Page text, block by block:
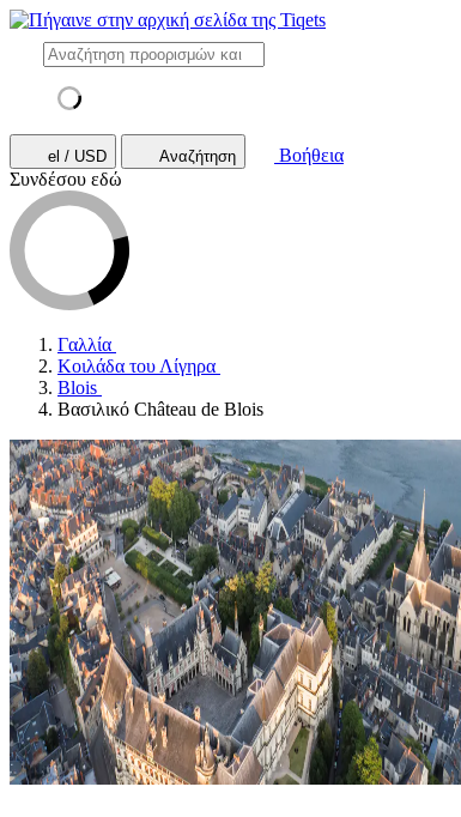
el / USD Αναζήτηση
Βοήθεια
Συνδέσου εδώ
Γαλλία
Κοιλάδα του Λίγηρα
Blois
Βασιλικό Château de Blois